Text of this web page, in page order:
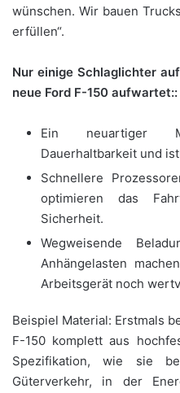
wünschen. Wir bauen
erfüllen“.
Nur einige Schlaglichter
neue Ford F-150 aufwartet::
Ein neuartiger
Dauerhaltbarkeit und
Schnellere
optimieren das
Sicherheit.
Wegweisende
Anhängelasten
Arbeitsgerät noch
Beispiel Material: Erstmals
F-150 komplett aus
Spezifikation, wie sie
Güterverkehr, in der